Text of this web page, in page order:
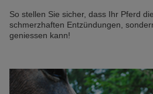
So stellen Sie sicher, dass Ihr Pferd
schmerzhaften Entzündungen,
geniessen kann!